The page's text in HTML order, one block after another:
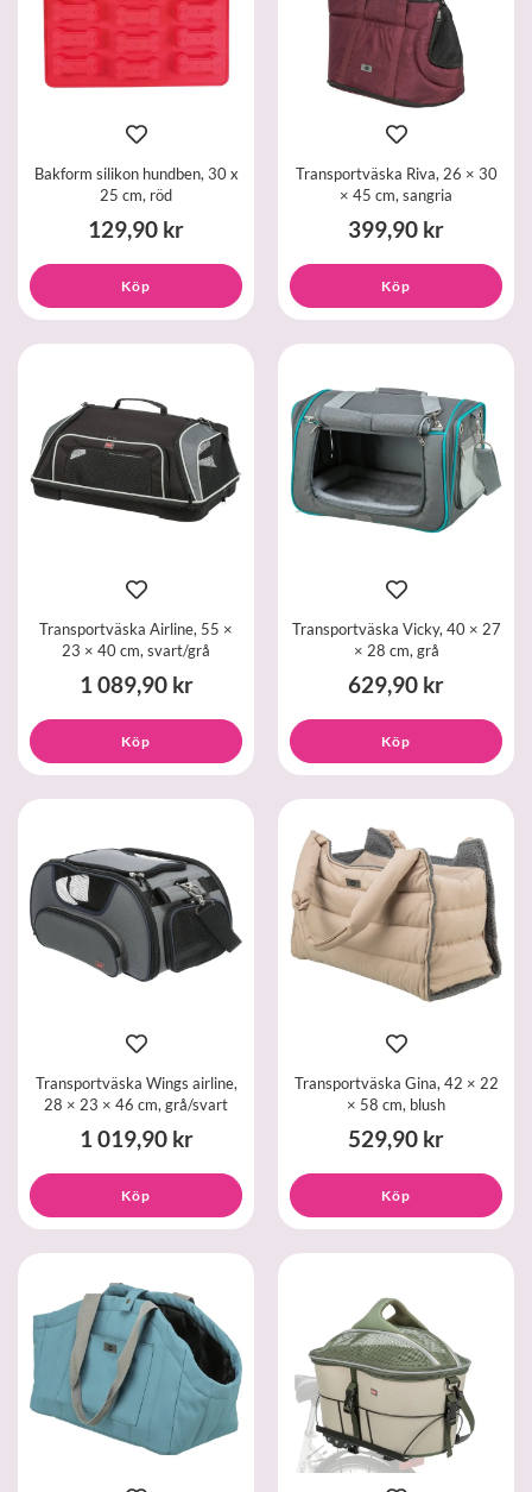
Bakform silikon hundben, 30 x
25 cm, röd
129,90 kr
Köp
Transportväska Riva, 26 × 30
× 45 cm, sangria
399,90 kr
Köp
Transportväska Airline, 55 ×
23 × 40 cm, svart/grå
1 089,90 kr
Köp
Transportväska Vicky, 40 × 27
× 28 cm, grå
629,90 kr
Köp
Transportväska Wings airline,
28 × 23 × 46 cm, grå/svart
1 019,90 kr
Köp
Transportväska Gina, 42 × 22
× 58 cm, blush
529,90 kr
Köp